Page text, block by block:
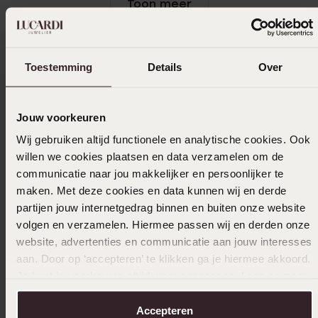
Toestemming Details Over
Jouw voorkeuren
Wij gebruiken altijd functionele en analytische cookies. Ook
willen we cookies plaatsen en data verzamelen om de
communicatie naar jou makkelijker en persoonlijker te
maken. Met deze cookies en data kunnen wij en derde
partijen jouw internetgedrag binnen en buiten onze website
volgen en verzamelen. Hiermee passen wij en derden onze
website, advertenties en communicatie aan jouw interesses
aan. Door op ‘accepteren’ te klikken ga je hiermee akkoord.
over in onscookiebeleid.
Accepteren
Toon meer
In winkelmandje
Ook leuk voor jou